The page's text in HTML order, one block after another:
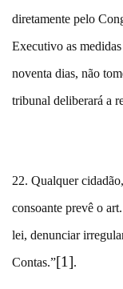
diretamente pelo
Executivo as
noventa dias, não
tribunal deliberará a
22. Qualquer
consoante prevê o
lei, denunciar
Contas.”[1].